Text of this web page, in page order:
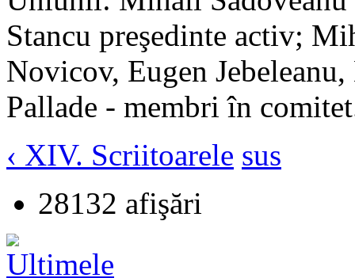
Stancu preşedinte activ;
Novicov, Eugen
Pallade - membri în
‹ XIV. Scriitoarele sus
28132 afişări